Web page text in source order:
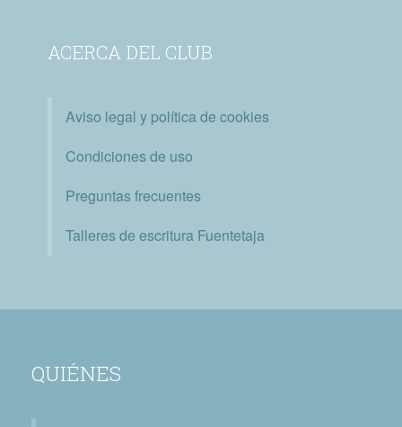
ACERCA DEL CLUB
Aviso legal y política de cookies
Condiciones de uso
Preguntas frecuentes
Talleres de escritura Fuentetaja
QUIÉNES